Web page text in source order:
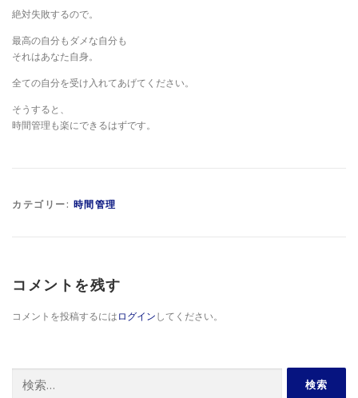
絶対失敗するので。
最高の自分もダメな自分も
それはあなた自身。
全ての自分を受け入れてあげてください。
そうすると、
時間管理も楽にできるはずです。
カテゴリー: 時間管理
コメントを残す
コメントを投稿するにはログインしてください。
索: